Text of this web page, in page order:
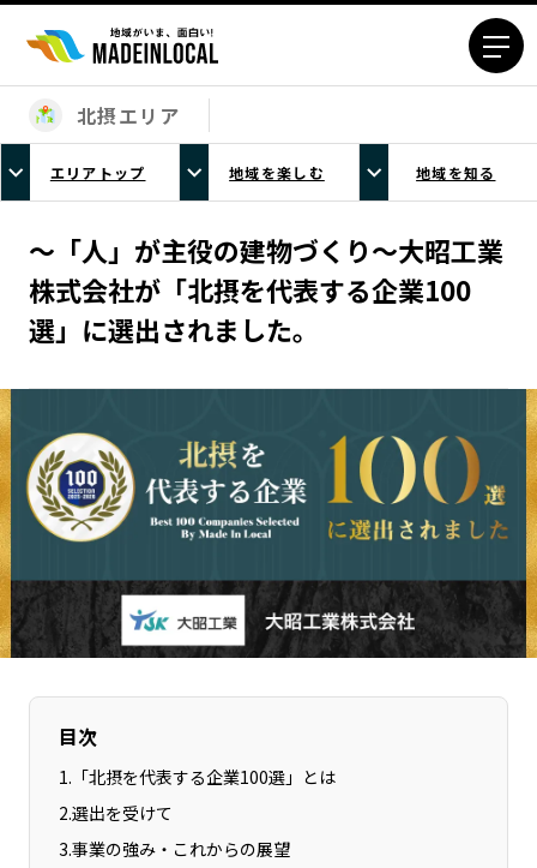
エリアから探す
北海道エリア
青森エリア
岩手エリア
宮城エリア
秋田エリア
山形エリア
福島エリア
茨城エリア
栃木エリア
群馬エリア
埼玉エリア
千葉エリア
神奈川エリア
新潟エリア
富山エリア
石川エリア
福井エリア
山梨エリア
静岡エリア
愛知エリア
三重エリア
滋賀エリア
河内エリア
奈良エリア
和歌山エリア
鳥取エリア
北摂エリア
エリアトップ 地域を楽しむ 地域を知る
〜「人」が主役の建物づくり〜大昭工業
株式会社が「北摂を代表する企業100
選」に選出されました。
目次
1. 「北摂を代表する企業100選」とは
2.選出を受けて
3.事業の強み・これからの展望